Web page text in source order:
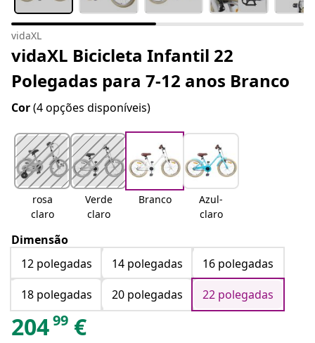
vidaXL
vidaXL Bicicleta Infantil 22
Polegadas para 7-12 anos Branco
Cor(4 opções disponíveis)
rosa
claro
Verde
claro
Branco
Azul-
claro
Dimensão
12 polegadas
14 polegadas
16 polegadas
18 polegadas
20 polegadas 22 polegadas
20499 €